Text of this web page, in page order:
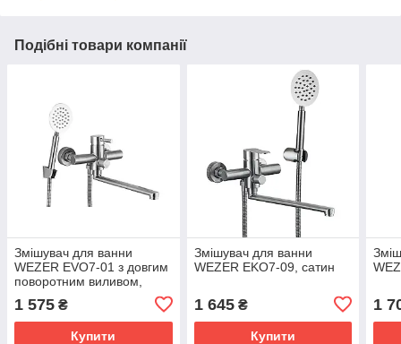
Подібні товари компанії
Змішувач для ванни
WEZER EVO7-01 з довгим
поворотним виливом,
нерж. сталь, Ø 35, сатин
1 575 ₴
Купити
Змішувач для ванни
WEZER EKO7-09, сатин
1 645₴
Купити
1